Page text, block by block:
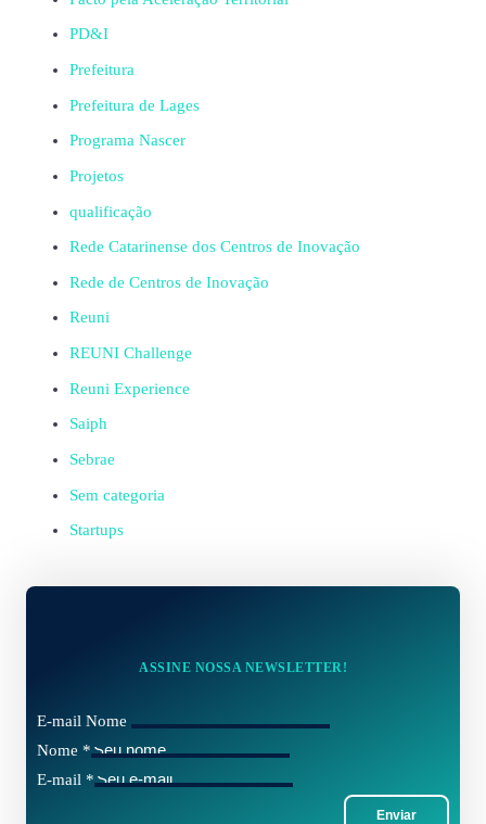
PD&I
Prefeitura
Prefeitura de Lages
Programa Nascer
Projetos
qualificação
Rede Catarinense dos Centros de Inovação
Rede de Centros de Inovação
Reuni
REUNI Challenge
Reuni Experience
Saiph
Sebrae
Sem categoria
Startups
ASSINE NOSSA NEWSLETTER!
E-mail Nome
Nome *
E-mail *
Enviar